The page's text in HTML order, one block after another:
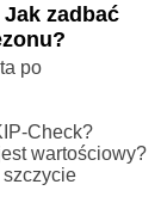
zadbać
po
Check?
wartościowy?